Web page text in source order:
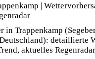
|
in Trappenkamp
detaillierte
aktuelles